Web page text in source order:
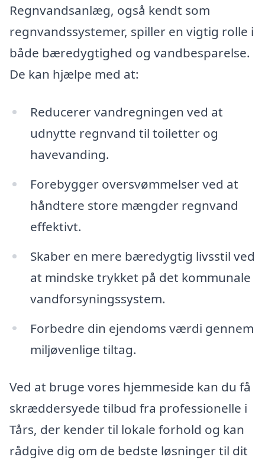
Regnvandsanlæg, også kendt som
regnvandssystemer, spiller en vigtig rolle i
både bæredygtighed og vandbesparelse.
De kan hjælpe med at:
Reducerer vandregningen ved at
udnytte regnvand til toiletter og
havevanding.
Forebygger oversvømmelser ved at
håndtere store mængder regnvand
effektivt.
Skaber en mere bæredygtig livsstil ved
at mindske trykket på det kommunale
vandforsyningssystem.
Forbedre din ejendoms værdi gennem
miljøvenlige tiltag.
Ved at bruge vores hjemmeside kan du få
skræddersyede tilbud fra professionelle i
Tårs, der kender til lokale forhold og kan
rådgive dig om de bedste løsninger til dit